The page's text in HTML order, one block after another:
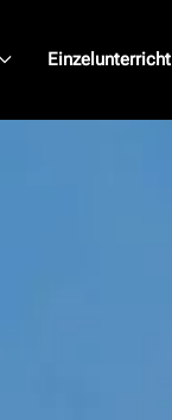
Einzelunterricht